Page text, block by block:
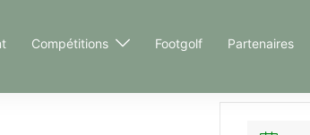
Compétitions Footgolf Partenaires